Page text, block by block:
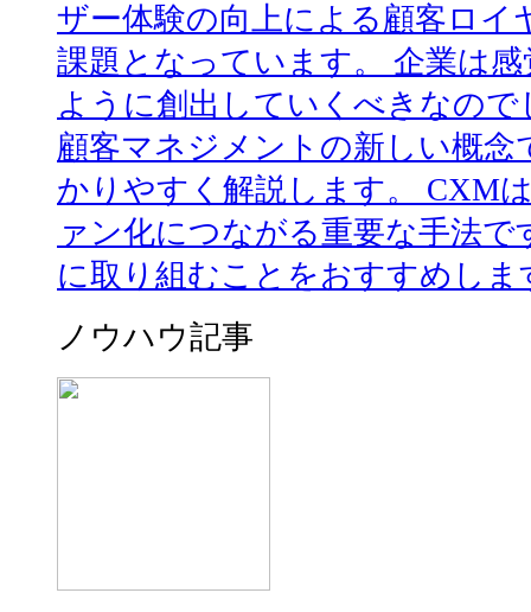
ザー体験の向上による顧客ロイ
課題となっています。 企業は
ように創出していくべきなの
顧客マネジメントの新しい概
かりやすく解説します。 CXM
ァン化につながる重要な手法で
に取り組むことをおすすめしま
ノウハウ記事